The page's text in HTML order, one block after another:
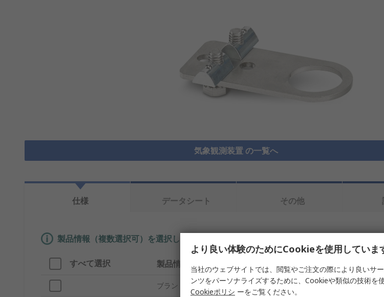
気象観測装置 の一覧へ
仕様 データシート その他
製品情報（複数選択可）を選択して、類似製品を検索します。
すべて選択 製品情報
ブランド フエニックスコンタクト
より良い体験のためにCookieを使用していま
当社のウェブサイトでは、閲覧やご注文の際により良いサ
ンツをパーソナライズするために、Cookieや類似の技術を
Cookieポリシ ーをご覧ください。